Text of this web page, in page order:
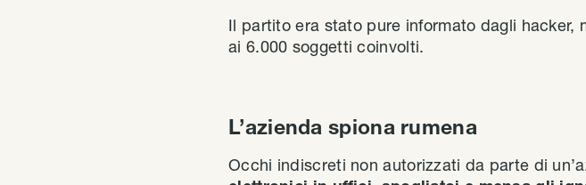
Il partito era stato pure informato dagli hacker,
ai 6.000 soggetti coinvolti.
L’azienda spiona rumena
Occhi indiscreti non autorizzati da parte di